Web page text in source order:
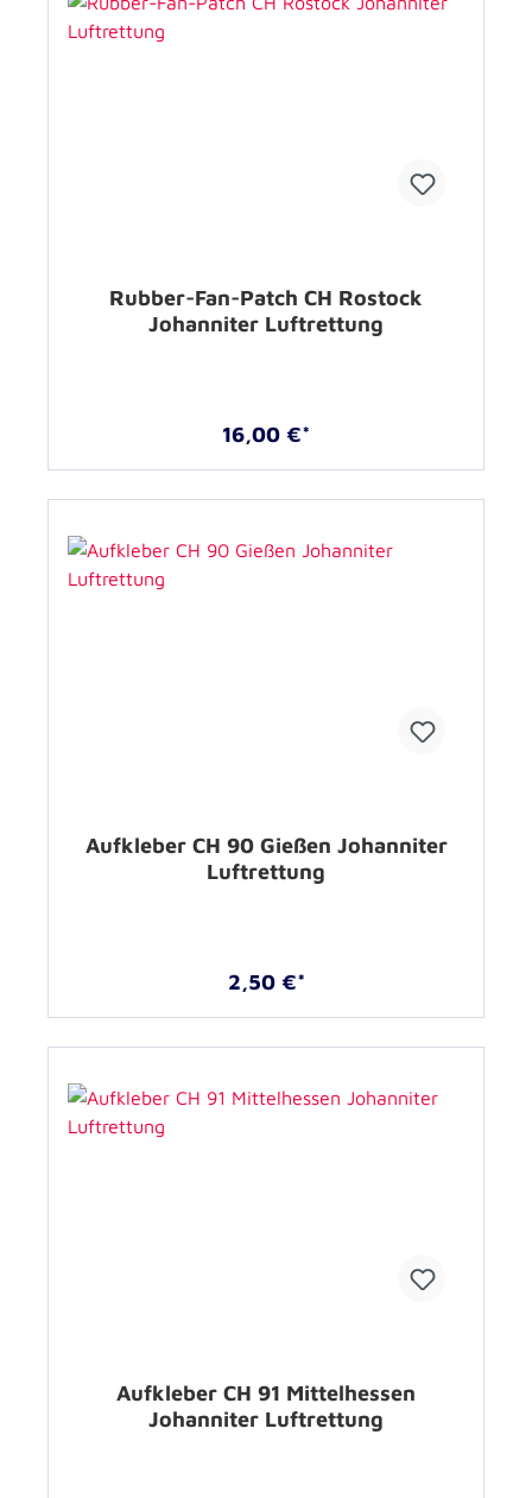
Rubber-Fan-Patch CH Rostock
Johanniter Luftrettung
16,00 €*
Aufkleber CH 90 Gießen Johanniter
Luftrettung
2,50 €*
Aufkleber CH 91 Mittelhessen
Johanniter Luftrettung